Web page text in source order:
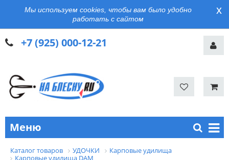
Мы используем cookies, чтобы вам было удобно
работать с сайтом
x
+7 (925) 000-12-21
Меню
Каталог товаров УДОЧКИ
Карповые удилища
Карповые удилища DAM